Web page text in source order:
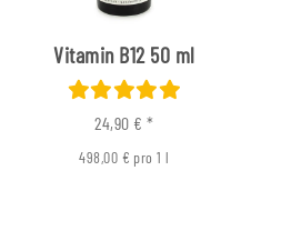
Vitamin B12 50 ml
24,90 €*
498,00 € pro 1 l